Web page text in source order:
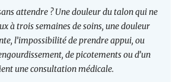
attendre ? Une douleur du talon qui ne
à trois semaines de soins, une douleur
l’impossibilité de prendre appui, ou
de picotements ou d’un
une consultation médicale.